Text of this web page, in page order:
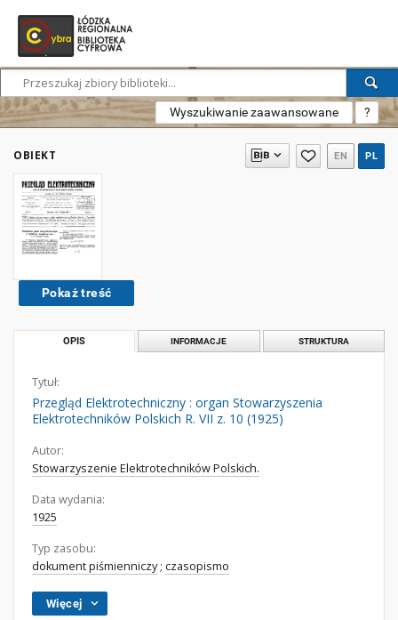
Wyszukiwanie zaawansowane ?
OBIEKT EN PL
Pokaż treść
OPIS INFORMACJE STRUKTURA
Tytuł:
Przegląd Elektrotechniczny : organ Stowarzyszenia
Elektrotechników Polskich R. VII z. 10 (1925)
Autor:
Stowarzyszenie Elektrotechników Polskich.
Data wydania:
1925
Typ zasobu:
dokument piśmienniczy; czasopismo
Więcej